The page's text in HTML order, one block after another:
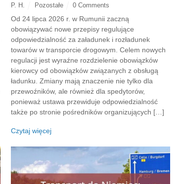
P. H. Pozostałe 0 Comments
Od 24 lipca 2026 r. w Rumunii zaczną
obowiązywać nowe przepisy regulujące
odpowiedzialność za załadunek i rozładunek
towarów w transporcie drogowym. Celem nowych
regulacji jest wyraźne rozdzielenie obowiązków
kierowcy od obowiązków związanych z obsługą
ładunku. Zmiany mają znaczenie nie tylko dla
przewoźników, ale również dla spedytorów,
ponieważ ustawa przewiduje odpowiedzialność
także po stronie pośredników organizujących […]
Czytaj więcej